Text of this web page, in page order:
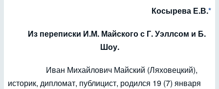
Косырева Е.В.*
Из переписки И.М. Майского с Г. Уэллсом и Б.
Шоу.
Иван Михайлович Майский (Ляховецкий),
историк, дипломат, публицист, родился 19 (7) января